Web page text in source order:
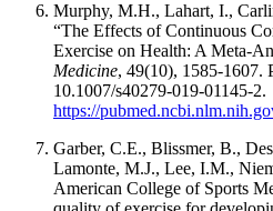
Murphy, M.H., Lahart, I.,
“The Effects of Continuous
Exercise on Health: A Meta-
Medicine, 49(10), 1585-
10.1007/s40279-019-01145-2.
https://
Garber, C.E., Blissmer, B.,
Lamonte, M.J., Lee, I.M.,
American College of Sports